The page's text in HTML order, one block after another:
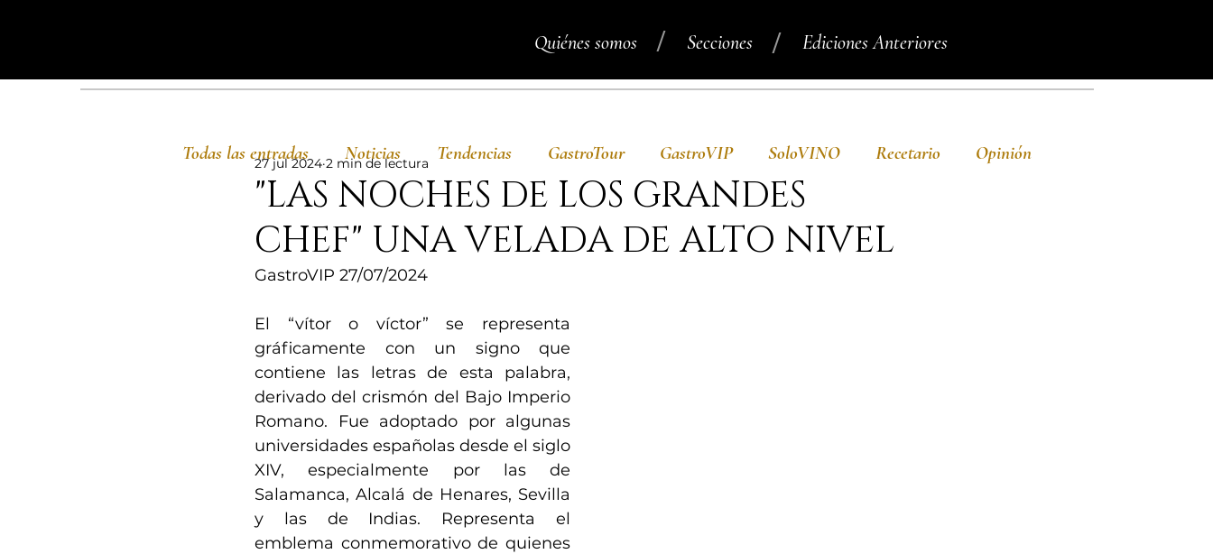
Quiénes somos Secciones Ediciones Anteriores
/ /
"LAS NOCHES DE LOS GRANDES
CHEF" UNA VELADA DE ALTO NIVEL
27 jul 2024 2 min de lectura
GastroVIP 27/07/2024
El “vítor o víctor” se representa
gráficamente con un signo que
contiene las letras de esta palabra,
derivado del crismón del Bajo Imperio
Romano. Fue adoptado por algunas
universidades españolas desde el siglo
XIV, especialmente por las de
Salamanca, Alcalá de Henares, Sevilla
y las de Indias. Representa el
emblema conmemorativo de quienes
Todas las entradas Noticias Tendencias GastroTour GastroVIP SoloVINO Recetario Opinión